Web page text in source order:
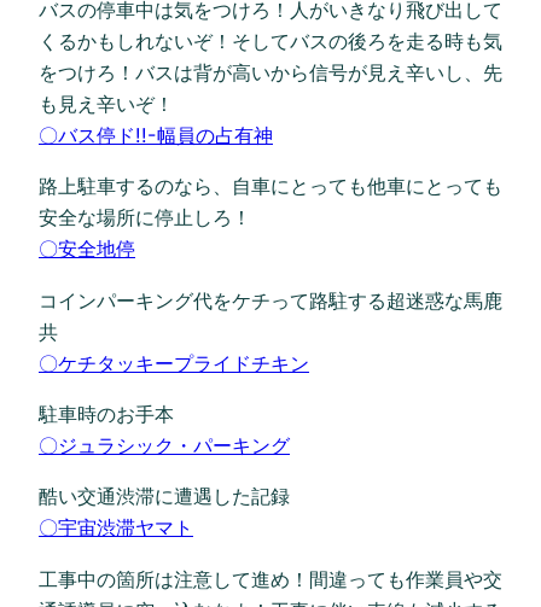
バスの停車中は気をつけろ！人がいきなり飛び出して
くるかもしれないぞ！そしてバスの後ろを走る時も気
をつけろ！バスは背が高いから信号が見え辛いし、先
も見え辛いぞ！
〇バス停ド!!-幅員の占有神
路上駐車するのなら、自車にとっても他車にとっても
安全な場所に停止しろ！
〇安全地停
コインパーキング代をケチって路駐する超迷惑な馬鹿
共
〇ケチタッキープライドチキン
駐車時のお手本
〇ジュラシック・パーキング
酷い交通渋滞に遭遇した記録
〇宇宙渋滞ヤマト
工事中の箇所は注意して進め！間違っても作業員や交